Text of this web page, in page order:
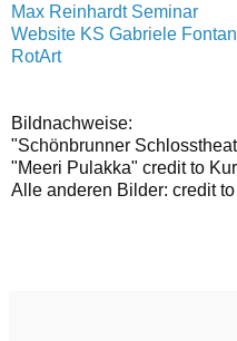
Max Reinhardt Seminar
Website KS Gabriele
RotArt
Bildnachweise:
"Schönbrunner
"Meeri Pulakka" credit to
Alle anderen Bilder: credit